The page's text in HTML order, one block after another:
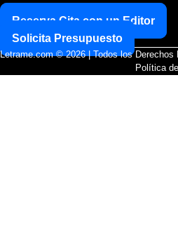
Reserva Cita con un Editor
Solicita Presupuesto
Letrame.com © 2026 | Todos los Derechos
Política